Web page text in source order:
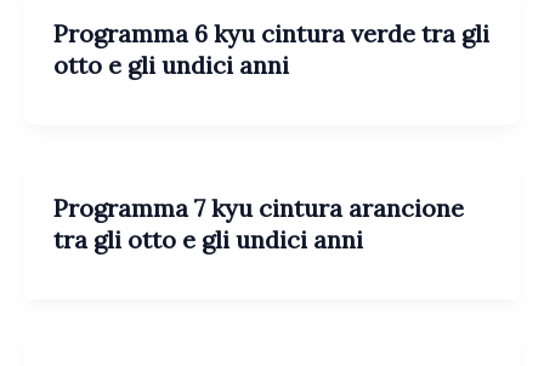
Programma 6 kyu cintura verde tra gli
otto e gli undici anni
Programma 7 kyu cintura arancione
tra gli otto e gli undici anni